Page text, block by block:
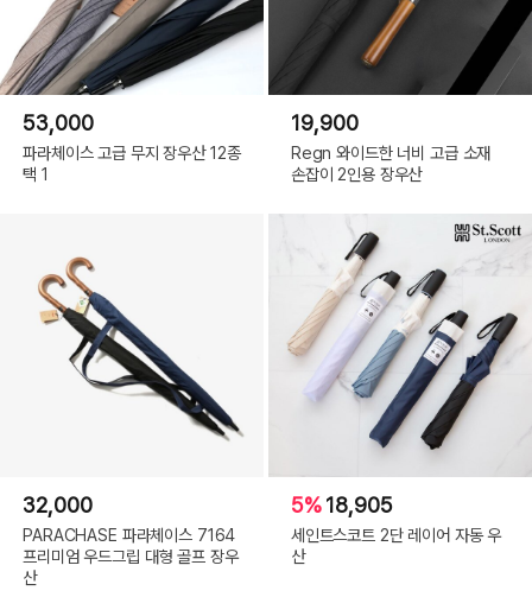
53,000
파라체이스 고급 무지 장우산 12종
택 1
19,900
Regn 와이드한 너비 고급 소재
손잡이 2인용 장우산
32,000
PARACHASE 파라체이스 7164
프리미엄 우드그립 대형 골프 장우
산
5%18,905
세인트스코트 2단 레이어 자동 우
산